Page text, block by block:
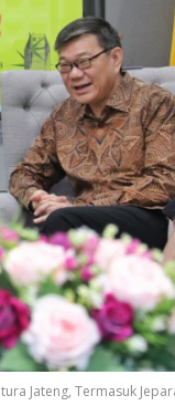
Jateng, Termasuk